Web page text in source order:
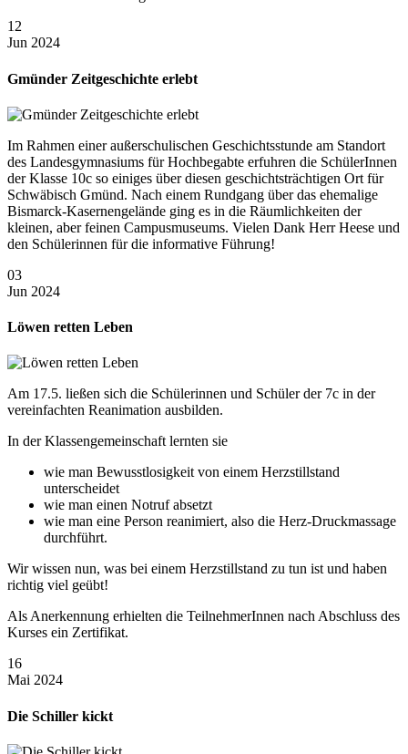
12
Jun 2024
Gmünder Zeitgeschichte erlebt
Im Rahmen einer außerschulischen Geschichtsstunde am Standort
des Landesgymnasiums für Hochbegabte erfuhren die SchülerInnen
der Klasse 10c so einiges über diesen geschichtsträchtigen Ort für
Schwäbisch Gmünd. Nach einem Rundgang über das ehemalige
Bismarck-Kasernengelände ging es in die Räumlichkeiten der
kleinen, aber feinen Campusmuseums. Vielen Dank Herr Heese und
den Schülerinnen für die informative Führung!
03
Jun 2024
Löwen retten Leben
Am 17.5. ließen sich die Schülerinnen und Schüler der 7c in der
vereinfachten Reanimation ausbilden.
In der Klassengemeinschaft lernten sie
wie man Bewusstlosigkeit von einem Herzstillstand
unterscheidet
wie man einen Notruf absetzt
wie man eine Person reanimiert, also die Herz-Druckmassage
durchführt.
Wir wissen nun, was bei einem Herzstillstand zu tun ist und haben
richtig viel geübt!
Als Anerkennung erhielten die TeilnehmerInnen nach Abschluss des
Kurses ein Zertifikat.
16
Mai 2024
Die Schiller kickt